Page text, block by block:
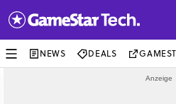
NEWS DEALS